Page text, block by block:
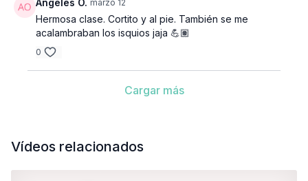
Angeles O. marzo 12
Hermosa clase. Cortito y al pie. También se me
acalambraban los isquios jaja 💪🏽
0
Cargar más
Vídeos relacionados